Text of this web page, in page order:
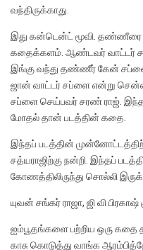
வந்திருக்காது.
இது கன்டென்ட் மூவி. தண்ணீரை
கதைக்களம். ஆண்டவர் வாட்டர்
இங்கு வந்து தண்ணீர் கேன் சப்ளை
ஜான் வாட்டர் சப்ளை என்று
சப்ளை செய்பவர் சரண் ராஜ்.
மோதல் தான் படத்தின் கதை.
இந்தப் படத்தின்
சத்யராஜிற்கு நன்றி. இந்தப்
கோணத்திலிருந்து சொல்லி
யுவன் சங்கர் ராஜா, ஜி வி
ஐம்பூதங்களை பற்றிய ஒரு
காசு கொடுத்து வாங்க